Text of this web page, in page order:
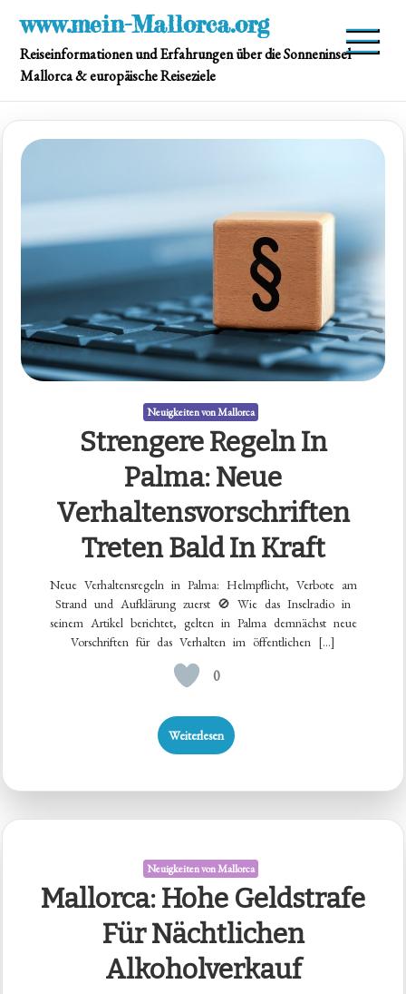
content
www.mein-Mallorca.org
Reiseinformationen und Erfahrungen über die Sonneninsel
Mallorca & europäische Reiseziele
Neuigkeiten von Mallorca
Strengere Regeln In
Palma: Neue
Verhaltensvorschriften
Treten Bald In Kraft
Neue Verhaltensregeln in Palma: Helmpflicht, Verbote am
Strand und Aufklärung zuerst 🚫 Wie das Inselradio in
seinem Artikel berichtet, gelten in Palma demnächst neue
Vorschriften für das Verhalten im öffentlichen […]
0
Weiterlesen
Neuigkeiten von Mallorca
Mallorca: Hohe Geldstrafe
Für Nächtlichen
Alkoholverkauf